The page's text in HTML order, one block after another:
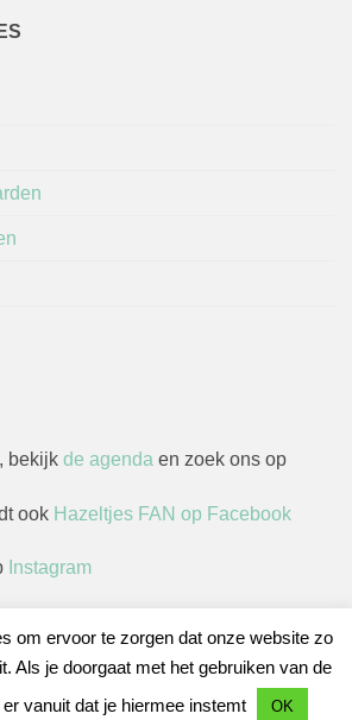
bekijk de agenda en zoek ons op
ook Hazeltjes FAN op Facebook
Instagram
indienen
om ervoor te zorgen dat onze website zo
Als je doorgaat met het gebruiken van de
vanuit dat je hiermee instemt
OK